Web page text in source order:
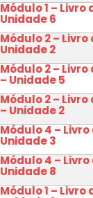
Módulo 1 – Livro
Unidade 6
Módulo 2 – Livro
Unidade 2
Módulo 2 –
– Unidade 5
Módulo 2 –
– Unidade 2
Módulo 4 – Livro
Unidade 3
Módulo 4 – Livro
Unidade 8
Módulo 1 – Livro